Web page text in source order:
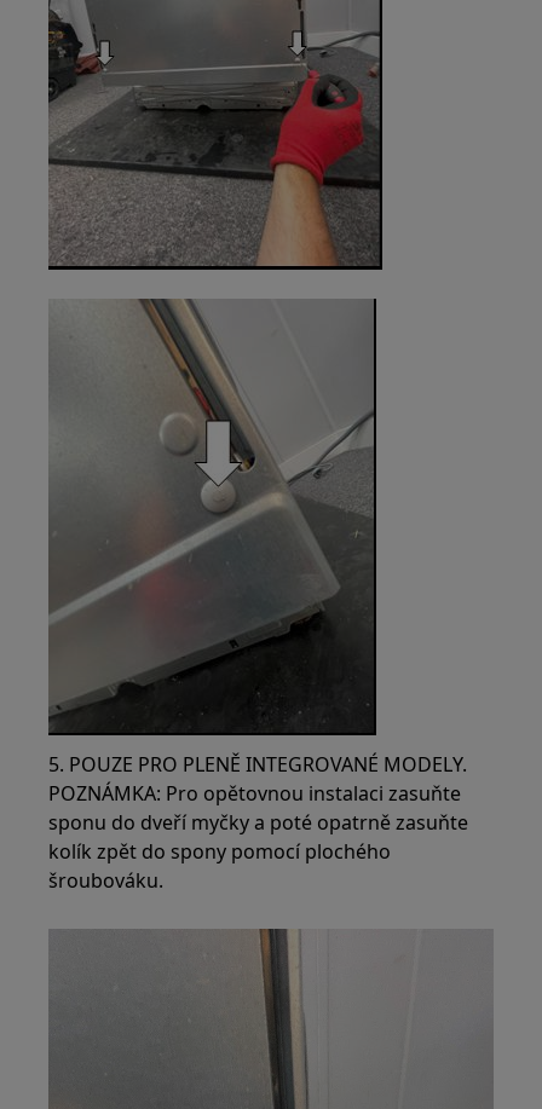
5. POUZE PRO PLENĚ INTEGROVANÉ MODELY.
POZNÁMKA: Pro opětovnou instalaci zasuňte
sponu do dveří myčky a poté opatrně zasuňte
kolík zpět do spony pomocí plochého
šroubováku.